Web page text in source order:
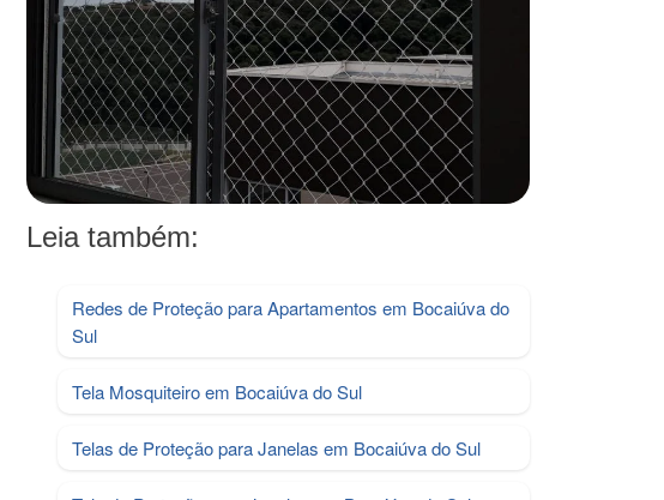
Leia também:
Redes de Proteção para Apartamentos em Bocaiúva do
Sul
Tela Mosquiteiro em Bocaiúva do Sul
Telas de Proteção para Janelas em Bocaiúva do Sul